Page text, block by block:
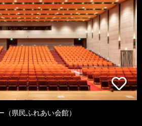
県民ふれあい会館）